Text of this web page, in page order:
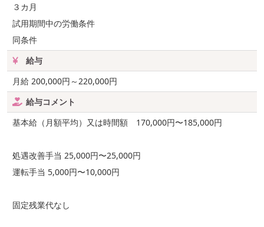
３カ月
試用期間中の労働条件
同条件
給与
月給 200,000円～220,000円
給与コメント
基本給（月額平均）又は時間額 170,000円〜185,000円
処遇改善手当 25,000円〜25,000円
運転手当 5,000円〜10,000円
固定残業代なし